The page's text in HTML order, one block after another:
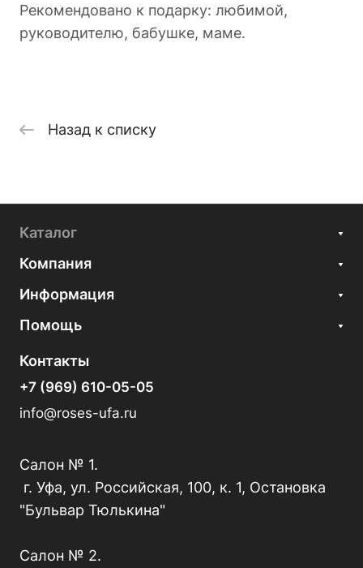
Рекомендовано к подарку: любимой,
руководителю, бабушке, маме.
Назад к списку
Каталог
Компания
Информация
Помощь
Контакты
+7 (969) 610-05-05
info@roses-ufa.ru
Салон № 1.
г. Уфа, ул. Российская, 100, к. 1, Остановка
"Бульвар Тюлькина"
Салон № 2.